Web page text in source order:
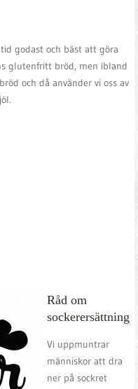
godast och bäst att göra
glutenfritt bröd, men ibland
och då använder vi oss av
Råd om
sockerersättning
Vi uppmuntrar
människor att dra
ner på sockret